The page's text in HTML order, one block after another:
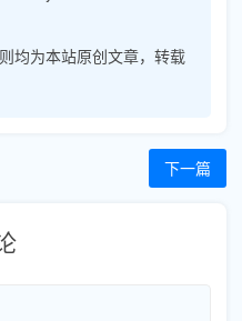
均为本站原创文章，转载
下一篇